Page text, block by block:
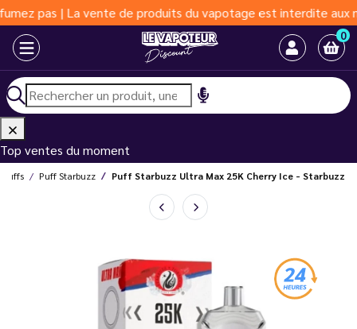
| La vente de produits du vapotage est interdite aux moins
0
Top ventes du moment
Puffs Puff Starbuzz Puff Starbuzz Ultra Max 25K Cherry Ice - Starbuzz